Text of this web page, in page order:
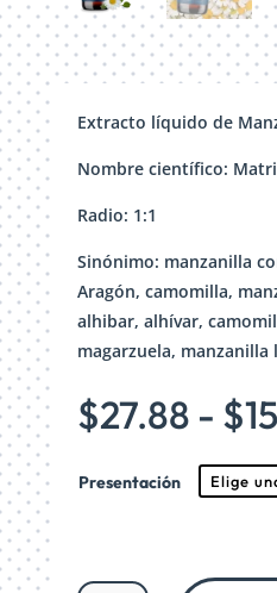
Extracto líquido de
Nombre científico:
Radio: 1:1
Sinónimo: manzanilla
Aragón, camomilla,
alhibar, alhívar,
magarzuela, manzanilla
$27.88 - $
Presentación